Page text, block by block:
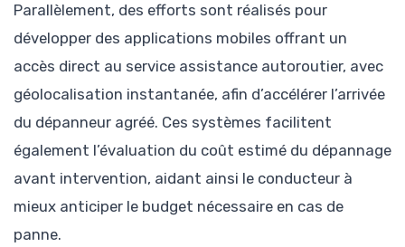
Parallèlement, des efforts sont réalisés pour
développer des applications mobiles offrant un
accès direct au service assistance autoroutier, avec
géolocalisation instantanée, afin d’accélérer l’arrivée
du dépanneur agréé. Ces systèmes facilitent
également l’évaluation du coût estimé du dépannage
avant intervention, aidant ainsi le conducteur à
mieux anticiper le budget nécessaire en cas de
panne.